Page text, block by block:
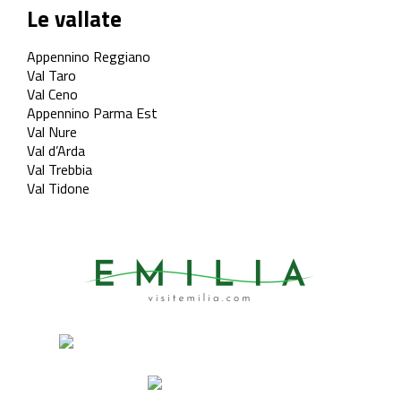
Le vallate
Appennino Reggiano
Val Taro
Val Ceno
Appennino Parma Est
Val Nure
Val d’Arda
Val Trebbia
Val Tidone